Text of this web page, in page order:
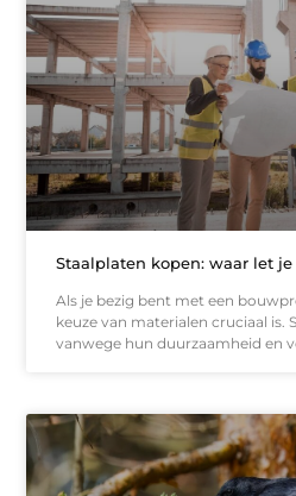
Staalplaten kopen: waar let je
Als je bezig bent met een
keuze van materialen cruciaal is.
vanwege hun duurzaamheid en